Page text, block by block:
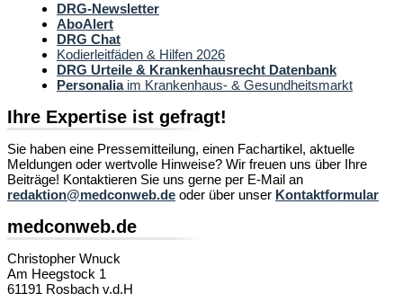
DRG-Newsletter
AboAlert
DRG Chat
Kodierleitfäden & Hilfen 2026
DRG Urteile & Krankenhausrecht Datenbank
Personaliaim Krankenhaus- & Gesundheitsmarkt
Ihre Expertise ist gefragt!
Sie haben eine Pressemitteilung, einen Fachartikel, aktuelle
Meldungen oder wertvolle Hinweise? Wir freuen uns über Ihre
Beiträge! Kontaktieren Sie uns gerne per E-Mail an
redaktion@medconweb.de oder über unser Kontaktformular
medconweb.de
Christopher Wnuck
Am Heegstock 1
61191 Rosbach v.d.H